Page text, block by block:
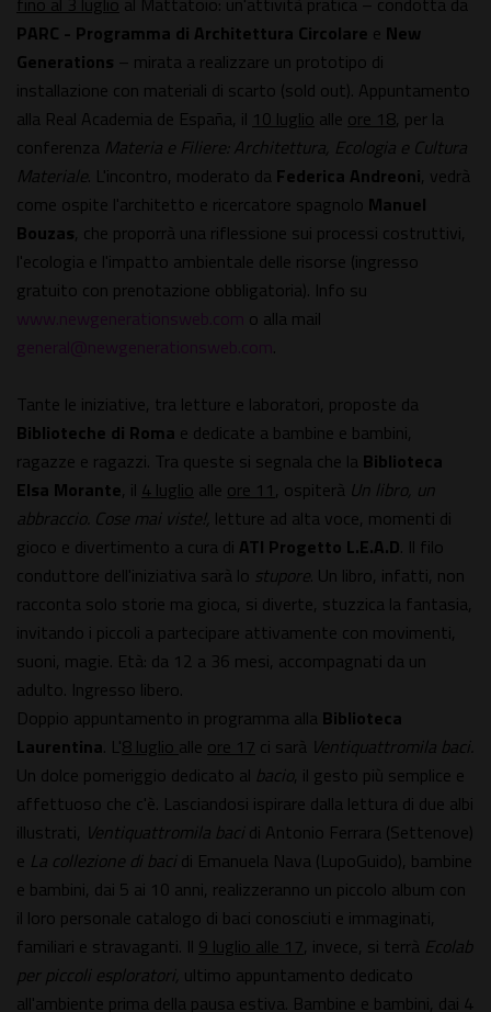
PARC - Programma di Architettura Circolare e New
Generations – mirata a realizzare un prototipo di
installazione con materiali di scarto (sold out). Appuntamento
alla Real Academia de España, il 10 luglio alle ore 18, per la
conferenza Materia e Filiere: Architettura, Ecologia e Cultura
Materiale. L'incontro, moderato da Federica Andreoni, vedrà
come ospite l'architetto e ricercatore spagnolo Manuel
Bouzas, che proporrà una riflessione sui processi costruttivi,
l'ecologia e l'impatto ambientale delle risorse (ingresso
gratuito con prenotazione obbligatoria). Info su
www.newgenerationsweb.com o alla mail
general@newgenerationsweb.com.
Tante le iniziative, tra letture e laboratori, proposte da
Biblioteche di Roma e dedicate a bambine e bambini,
ragazze e ragazzi. Tra queste si segnala che la Biblioteca
Elsa Morante, il 4 luglio alle ore 11, ospiterà Un libro, un
abbraccio. Cose mai viste!, letture ad alta voce, momenti di
gioco e divertimento a cura di ATI Progetto L.E.A.D. Il filo
conduttore dell'iniziativa sarà lo stupore. Un libro, infatti, non
racconta solo storie ma gioca, si diverte, stuzzica la fantasia,
invitando i piccoli a partecipare attivamente con movimenti,
suoni, magie. Età: da 12 a 36 mesi, accompagnati da un
adulto. Ingresso libero.
Doppio appuntamento in programma alla Biblioteca
Laurentina. L'8 luglio alle ore 17 ci sarà Ventiquattromila baci.
Un dolce pomeriggio dedicato al bacio, il gesto più semplice e
affettuoso che c'è. Lasciandosi ispirare dalla lettura di due albi
illustrati, Ventiquattromila bacidi Antonio Ferrara (Settenove)
e La collezione di bacidi Emanuela Nava (LupoGuido), bambine
e bambini, dai 5 ai 10 anni, realizzeranno un piccolo album con
il loro personale catalogo di baci conosciuti e immaginati,
familiari e stravaganti. Il 9 luglio alle 17, invece, si terrà Ecolab
per piccoli esploratori, ultimo appuntamento dedicato
all'ambiente prima della pausa estiva. Bambine e bambini, dai 4